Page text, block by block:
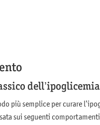
più semplice per curare
sui seguenti